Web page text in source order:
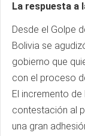
La respuesta a
Desde el Golpe
Bolivia se
gobierno que
con el proceso
El incremento
contestación al
una gran